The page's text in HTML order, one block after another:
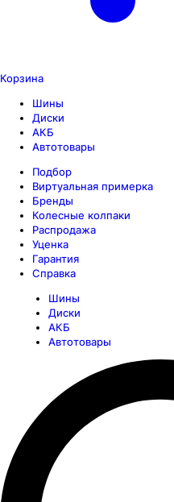
Корзина
Шины
Диски
АКБ
Автотовары
Подбор
Виртуальная примерка
Бренды
Колесные колпаки
Распродажа
Уценка
Гарантия
Справка
Шины
Диски
АКБ
Автотовары